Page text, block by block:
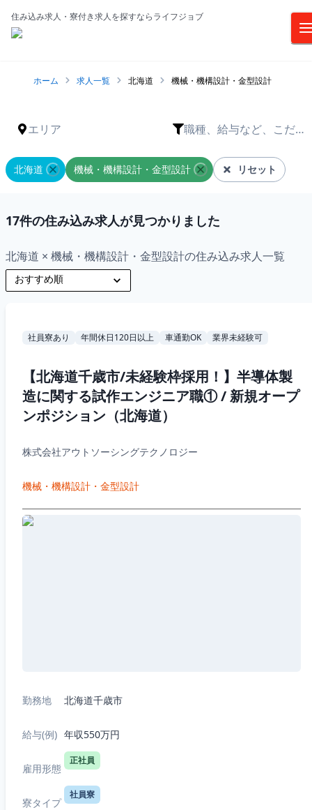
住み込み求人・寮付き求人を探すならライフジョブ
ホーム 求人一覧 北海道 機械・機構設計・金型設計
エリア
職種、給与など、こだわ
北海道 機械・機構設計・金型設計 リセット
17件の住み込み求人が見つかりました
北海道 × 機械・機構設計・金型設計の住み込み求人一覧
社員寮あり 年間休日120日以上 車通勤OK 業界未経験可
【北海道千歳市/未経験枠採用！】半導体製
造に関する試作エンジニア職① / 新規オープ
ンポジション（北海道）
株式会社アウトソーシングテクノロジー
機械・機構設計・金型設計
勤務地 北海道千歳市
給与(例) 年収550万円
雇用形態
正社員
寮タイプ
社員寮